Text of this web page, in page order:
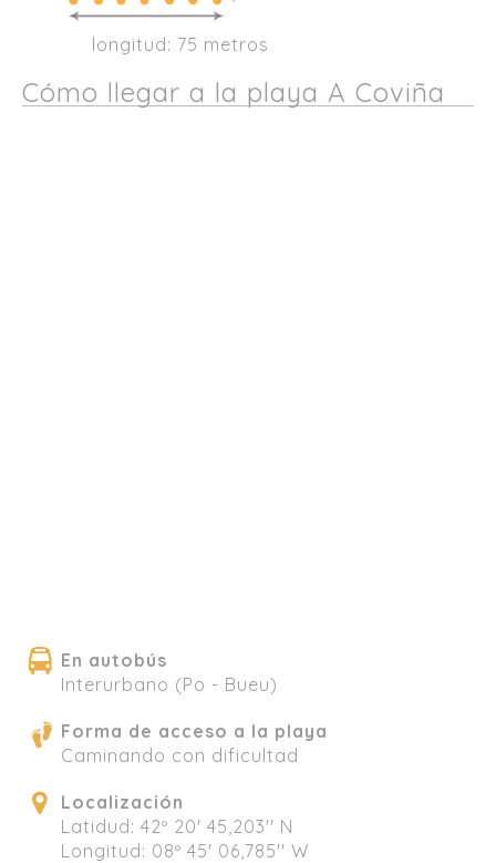
longitud: 75 metros
Cómo llegar a la playa A Coviña
En autobús
Interurbano (Po - Bueu)
Forma de acceso a la playa
Caminando con dificultad
Localización
Latidud: 42º 20' 45,203'' N
Longitud: 08º 45' 06,785'' W